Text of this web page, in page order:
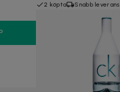
2 köpta Snabb leverans